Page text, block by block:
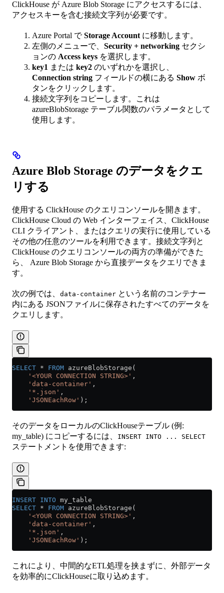
ClickHouse が Azure Blob Storage にアクセスするには、
アクセスキーを含む接続文字列が必要です。
Azure Portal でStorage Account に移動します。
左側のメニューで、 Security + networking セクシ
ョンの Access keys を選択します。
key1 または key2 のいずれかを選択し、
Connection string フィールドの横にある Show ボ
タンをクリックします。
接続文字列をコピーします。これは
azureBlobStorage テーブル関数のパラメータとして
使用します。
Azure Blob Storage のデータをクエ
リする
使用する ClickHouse のクエリコンソールを開きます。
ClickHouse Cloud の Web インターフェイス、ClickHouse
CLI クライアント、またはクエリの実行に使用している
その他の任意のツールを利用できます。接続文字列と
ClickHouse のクエリコンソールの両方の準備ができた
ら、 Azure Blob Storage から直接データをクエリできま
す。
次の例では、 data-container という名前のコンテナー
内にある JSONファイルに保存されたすべてのデータを
クエリします。
SELECT * FROM azureBlobStorage(
    '<YOUR CONNECTION STRING>'
,
    'data-container'
,
    '*.json'
,
    'JSONEachRow'
);
そのデータをローカルのClickHouseテーブル (例:
my_table) にコピーするには、
INSERT INTO ... SELECT
ステートメントを使用できます:
INSERT INTO my_table
SELECT * FROM azureBlobStorage(
    '<YOUR CONNECTION STRING>'
,
    'data-container'
,
    '*.json'
,
    'JSONEachRow'
);
これにより、中間的なETL処理を挟まずに、外部データ
を効率的にClickHouseに取り込めます。